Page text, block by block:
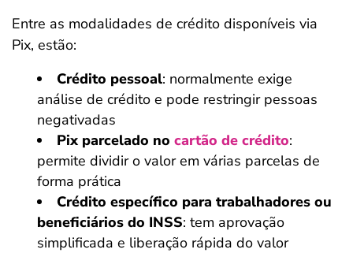
Entre as modalidades de crédito disponíveis via
Pix, estão:
Crédito pessoal: normalmente exige
análise de crédito e pode restringir pessoas
negativadas
Pix parcelado no cartão de crédito:
permite dividir o valor em várias parcelas de
forma prática
Crédito específico para trabalhadores ou
beneficiários do INSS: tem aprovação
simplificada e liberação rápida do valor